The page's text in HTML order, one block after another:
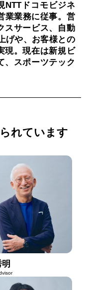
NTTドコモビジネ
業業務に従事。営
スサービス、自動
げや、お客様との
現。現在は新規ビ
、スポーツテック
れています